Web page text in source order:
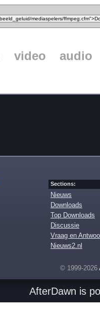
video
audio
Sections:
Nieuws
Downloads
Top Downloads
Discussie
Vraag en
Nieuws2.nl
© 1999-2026
AfterDawn is